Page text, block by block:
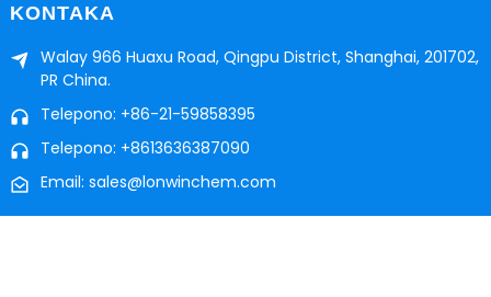
KONTAKA
Walay 966 Huaxu Road, Qingpu District, Shanghai, 201702,
PR China.
Telepono: +86-21-59858395
Telepono: +8613636387090
Email: sales@lonwinchem.com